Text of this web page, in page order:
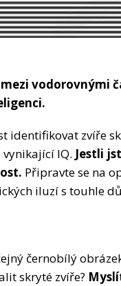
vodorovnými
identifikovat zvíře
IQ. Jestli
Připravte se na
iluzí s touhle
černobílý
skryté zvíře?